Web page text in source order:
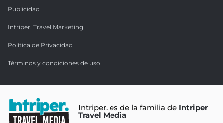
Publicidad
Intriper. Travel Marketing
Política de Privacidad
Términos y condiciones de uso
Intriper. es de la familia de Intriper
Travel Media